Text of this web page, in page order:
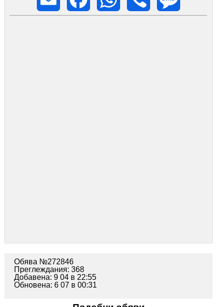
Обява №272846
Преглеждания: 368
Добавена: 9 04 в 22:55
Обновена: 6 07 в 00:31